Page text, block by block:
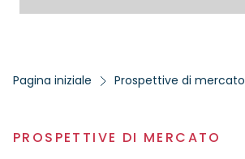
Pagina iniziale Prospettive di mercato
PROSPETTIVE DI MERCATO